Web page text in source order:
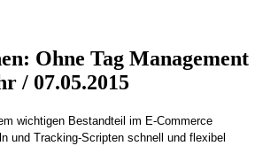
Ohne Tag Management
/ 07.05.2015
wichtigen Bestandteil im E-Commerce
und Tracking-Scripten schnell und flexibel